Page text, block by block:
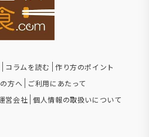
コラムを読む
作り方のポイント
方へ
ご利用にあたって
営会社 個人情報の取扱いについて